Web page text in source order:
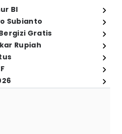
BI
Subianto
Gratis
Rupiah